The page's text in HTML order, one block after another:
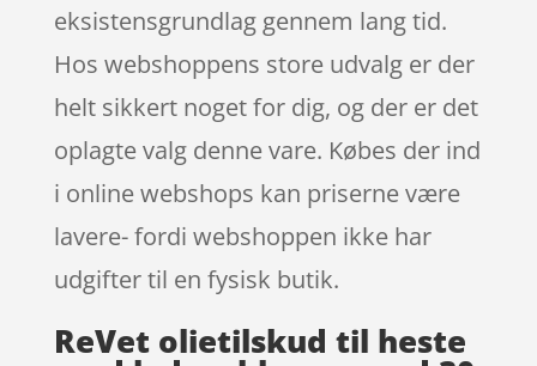
eksistensgrundlag gennem lang tid.
Hos webshoppens store udvalg er der
helt sikkert noget for dig, og der er det
oplagte valg denne vare. Købes der ind
i online webshops kan priserne være
lavere- fordi webshoppen ikke har
udgifter til en fysisk butik.
ReVet olietilskud til heste